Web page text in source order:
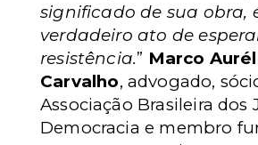
significado de sua obra,
verdadeiro ato de
resistência.” Marco
Carvalho, advogado,
Associação Brasileira dos
Democracia e membro